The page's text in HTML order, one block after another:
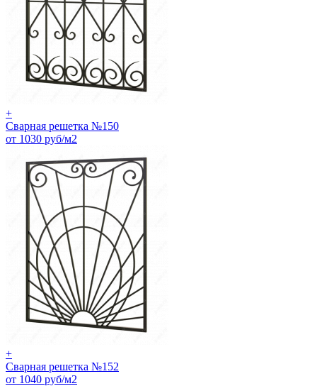
+
Сварная решетка №150
от 1030 руб/м2
+
Сварная решетка №152
от 1040 руб/м2